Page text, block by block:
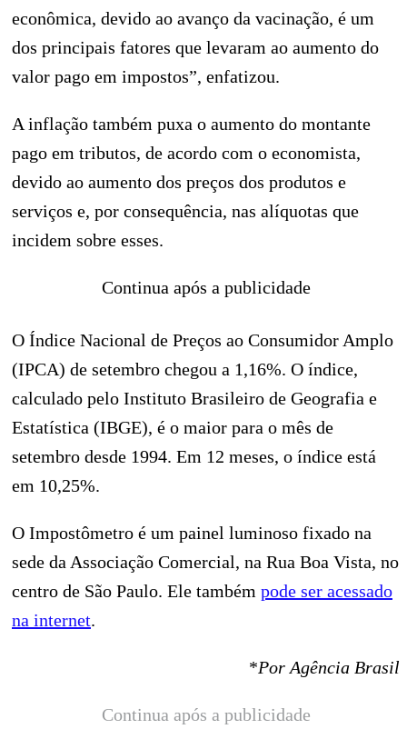
econômica, devido ao avanço da vacinação, é um
dos principais fatores que levaram ao aumento do
valor pago em impostos”, enfatizou.
A inflação também puxa o aumento do montante
pago em tributos, de acordo com o economista,
devido ao aumento dos preços dos produtos e
serviços e, por consequência, nas alíquotas que
incidem sobre esses.
Continua após a publicidade
O Índice Nacional de Preços ao Consumidor Amplo
(IPCA) de setembro chegou a 1,16%. O índice,
calculado pelo Instituto Brasileiro de Geografia e
Estatística (IBGE), é o maior para o mês de
setembro desde 1994. Em 12 meses, o índice está
em 10,25%.
O Impostômetro é um painel luminoso fixado na
sede da Associação Comercial, na Rua Boa Vista, no
centro de São Paulo. Ele também pode ser acessado
na internet.
*Por Agência Brasil
Continua após a publicidade